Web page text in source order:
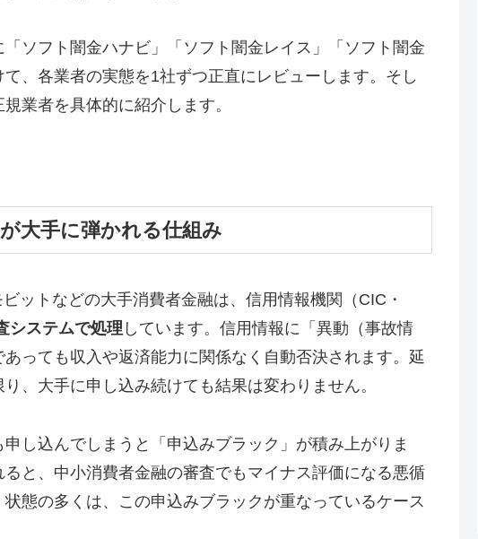
ソフト闇金ハナビ」「ソフト闇金レイス」「ソフト闇金
、各業者の実態を1社ずつ正直にレビューします。そし
業者を具体的に紹介します。
大手に弾かれる仕組み
ットなどの大手消費者金融は、信用情報機関（CIC・
システムで処理 しています。信用情報に「異動（事故情
っても収入や返済能力に関係なく自動否決されます。延
、大手に申し込み続けても結果は変わりません。
し込んでしまうと「申込みブラック」が積み上がりま
と、中小消費者金融の審査でもマイナス評価になる悪循
態の多くは、この申込みブラックが重なっているケース